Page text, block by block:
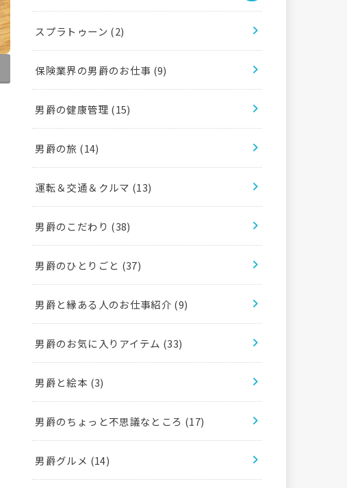
スプラトゥーン (2)
保険業界の男爵のお仕事 (9)
男爵の健康管理 (15)
男爵の旅 (14)
運転＆交通＆クルマ (13)
男爵のこだわり (38)
男爵のひとりごと (37)
男爵と縁ある人のお仕事紹介 (9)
男爵のお気に入りアイテム (33)
男爵と絵本 (3)
男爵のちょっと不思議なところ (17)
男爵グルメ (14)